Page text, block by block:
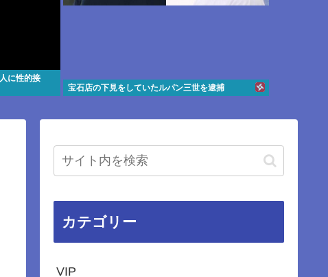
に性的接
宝石店の下見をしていたルパン三世を逮捕
カテゴリー
VIP